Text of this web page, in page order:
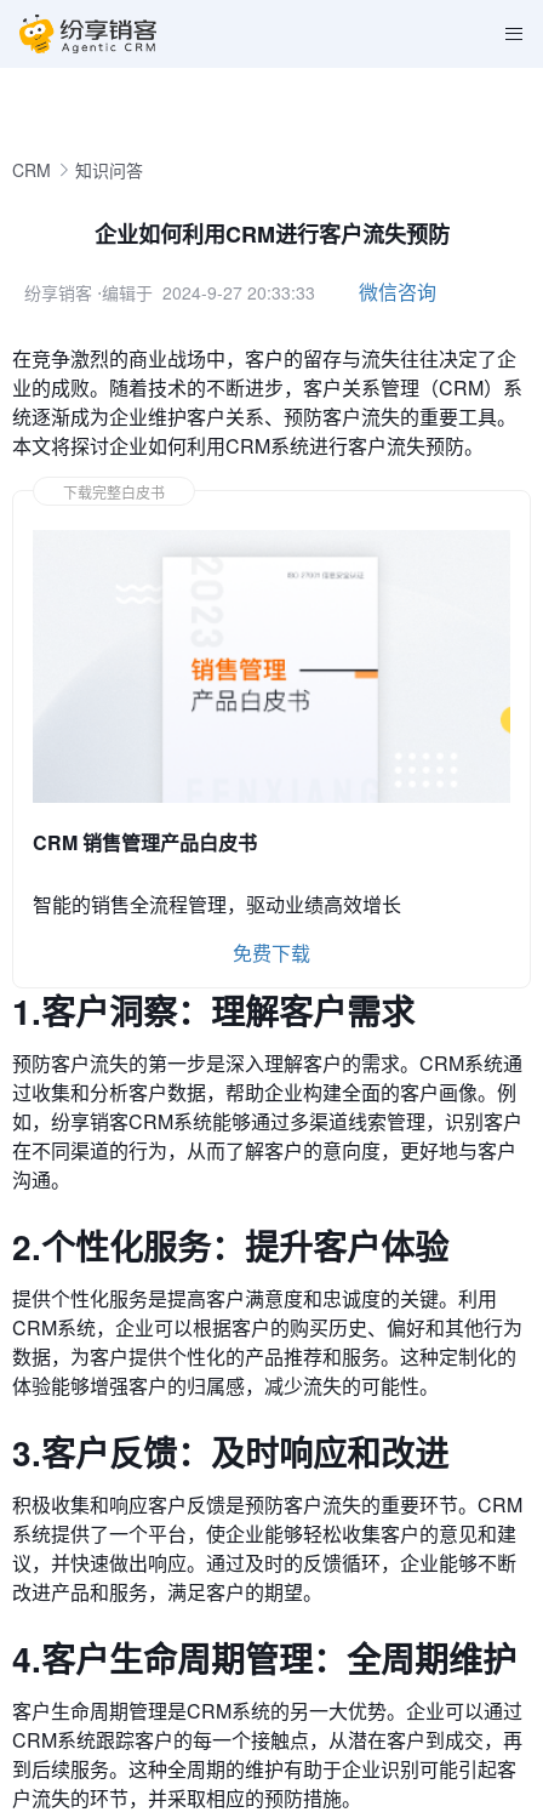
CRM 知识问答
企业如何利用CRM进行客户流失预防
纷享销客 ⋅编辑于 2024-9-27 20:33:33 微信咨询
在竞争激烈的商业战场中，客户的留存与流失往往决定了企
业的成败。随着技术的不断进步，客户关系管理（CRM）系
统逐渐成为企业维护客户关系、预防客户流失的重要工具。
本文将探讨企业如何利用CRM系统进行客户流失预防。
下载完整白皮书
CRM 销售管理产品白皮书
智能的销售全流程管理，驱动业绩高效增长
免费下载
1.客户洞察：理解客户需求
预防客户流失的第一步是深入理解客户的需求。CRM系统通
过收集和分析客户数据，帮助企业构建全面的客户画像。例
如，纷享销客CRM系统能够通过多渠道线索管理，识别客户
在不同渠道的行为，从而了解客户的意向度，更好地与客户
沟通。
2.个性化服务：提升客户体验
提供个性化服务是提高客户满意度和忠诚度的关键。利用
CRM系统，企业可以根据客户的购买历史、偏好和其他行为
数据，为客户提供个性化的产品推荐和服务。这种定制化的
体验能够增强客户的归属感，减少流失的可能性。
3.客户反馈：及时响应和改进
积极收集和响应客户反馈是预防客户流失的重要环节。CRM
系统提供了一个平台，使企业能够轻松收集客户的意见和建
议，并快速做出响应。通过及时的反馈循环，企业能够不断
改进产品和服务，满足客户的期望。
4.客户生命周期管理：全周期维护
客户生命周期管理是CRM系统的另一大优势。企业可以通过
CRM系统跟踪客户的每一个接触点，从潜在客户到成交，再
到后续服务。这种全周期的维护有助于企业识别可能引起客
户流失的环节，并采取相应的预防措施。